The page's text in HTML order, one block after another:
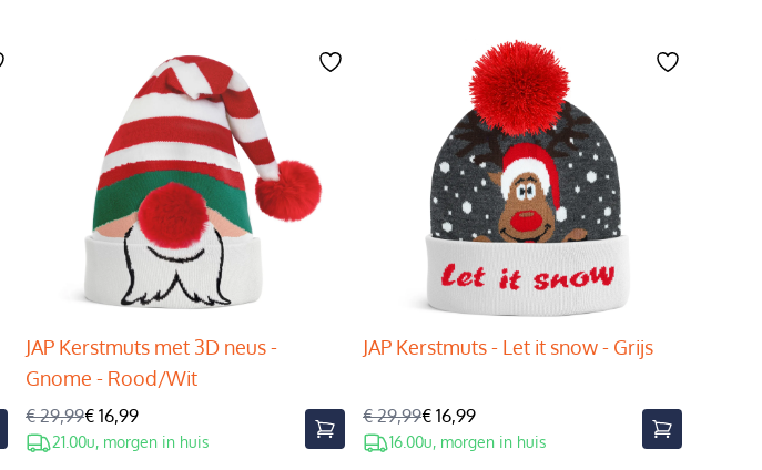
JAP Kerstmuts met 3D neus -
Gnome - Rood/Wit
€ 29,99€ 16,99
21.00u, morgen in huis
JAP Kerstmuts - Let it snow - Grijs
€ 29,99€ 16,99
16.00u, morgen in huis